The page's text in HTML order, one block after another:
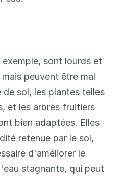
sont lourds et
peuvent être mal
sol, les plantes telles
et les arbres fruitiers
bien adaptées. Elles
retenue par le sol,
d'améliorer le
stagnante, qui peut